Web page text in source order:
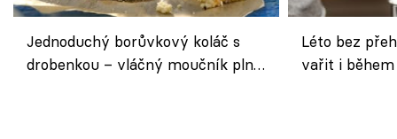
Jednoduchý borůvkový koláč s
drobenkou – vláčný moučník plný
Léto bez
vařit i